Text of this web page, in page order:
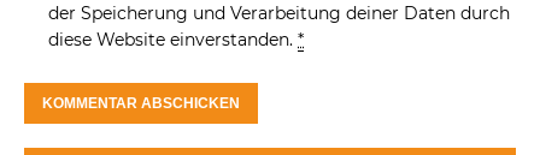
der Speicherung und Verarbeitung deiner Daten durch
diese Website einverstanden. *